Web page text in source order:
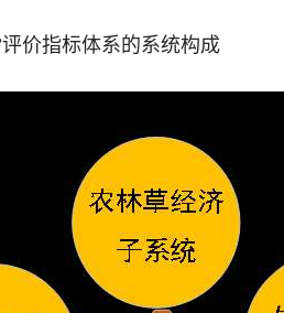
评价指标体系的系统构成